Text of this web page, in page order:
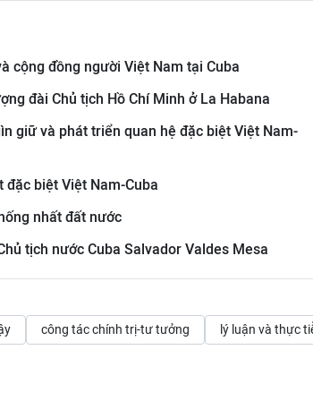
cộng đồng người Việt Nam tại Cuba
đài Chủ tịch Hồ Chí Minh ở La Habana
giữ và phát triển quan hệ đặc biệt Việt Nam-
biệt Việt Nam-Cuba
nhất đất nước
tịch nước Cuba Salvador Valdes Mesa
công tác chính trị-tư tưởng lý luận và thực